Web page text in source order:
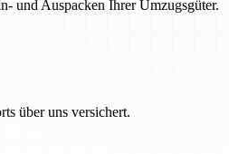
und Auspacken Ihrer Umzugsgüter.
über uns versichert.